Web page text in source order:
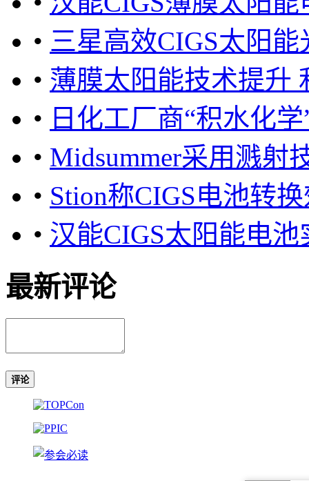
• 三星高效CIGS太阳
• 薄膜太阳能技术提升
• 日化工厂商“积水化
• Midsummer采用溅射
• Stion称CIGS电池转
• 汉能CIGS太阳能电
最新评论
评论